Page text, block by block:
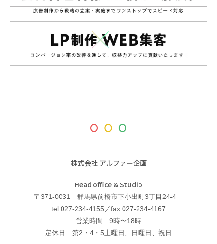
株式会社 アルファー企画
Head office & Studio
〒371-0031 群馬県前橋市下小出町3丁目24-4
tel.027-234-4155／fax.027-234-4167
営業時間 9時〜18時
定休日 第2・4・5土曜日、日曜日、祝日